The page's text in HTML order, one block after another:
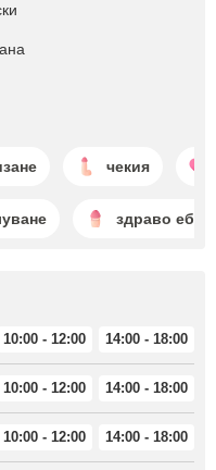
чекия
здраво
10:00 - 12:00 14:00 - 18:00
10:00 - 12:00 14:00 - 18:00
10:00 - 12:00 14:00 - 18:00